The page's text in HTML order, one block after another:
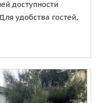
доступности
удобства гостей,